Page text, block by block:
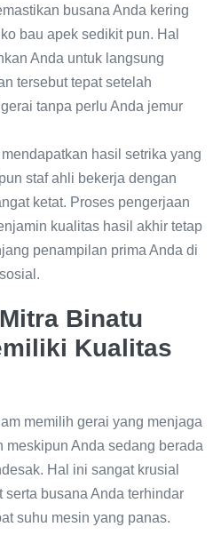
busana Anda kering
bau apek sedikit pun. Hal
Anda untuk langsung
tersebut tepat setelah
tanpa perlu Anda jemur
hasil setrika yang
staf ahli bekerja dengan
ketat. Proses pengerjaan
kualitas hasil akhir tetap
penampilan prima Anda di
Binatu
Kualitas
memilih gerai yang menjaga
meskipun Anda sedang berada
Hal ini sangat krusial
serta busana Anda terhindar
suhu mesin yang panas.